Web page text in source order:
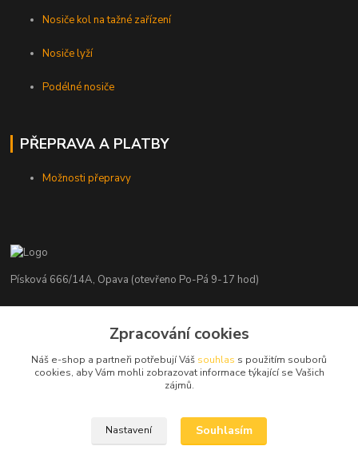
Nosiče kol na tažné zařízení
Nosiče lyží
Podélné nosiče
PŘEPRAVA A PLATBY
Možnosti přepravy
Písková 666/14A, Opava (otevřeno Po-Pá 9-17 hod)
+420 776 839 986
info@nosice.com
Zpracování cookies
Náš e-shop a partneři potřebují Váš souhlas s použitím souborů
cookies, aby Vám mohli zobrazovat informace týkající se Vašich
zájmů.
Nastavení Souhlasím